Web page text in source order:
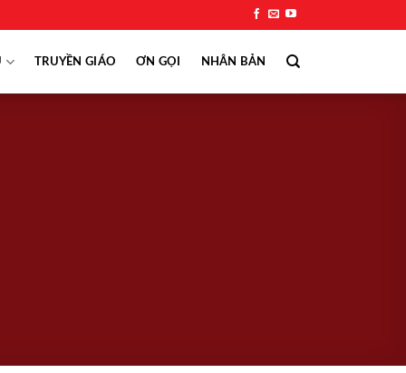
TRUYỀN GIÁO ƠN GỌI NHÂN BẢN